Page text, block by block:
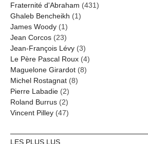
Fraternité d'Abraham (431)
Ghaleb Bencheikh (1)
James Woody (1)
Jean Corcos (23)
Jean-François Lévy (3)
Le Père Pascal Roux (4)
Maguelone Girardot (8)
Michel Rostagnat (8)
Pierre Labadie (2)
Roland Burrus (2)
Vincent Pilley (47)
LES PLUS LUS